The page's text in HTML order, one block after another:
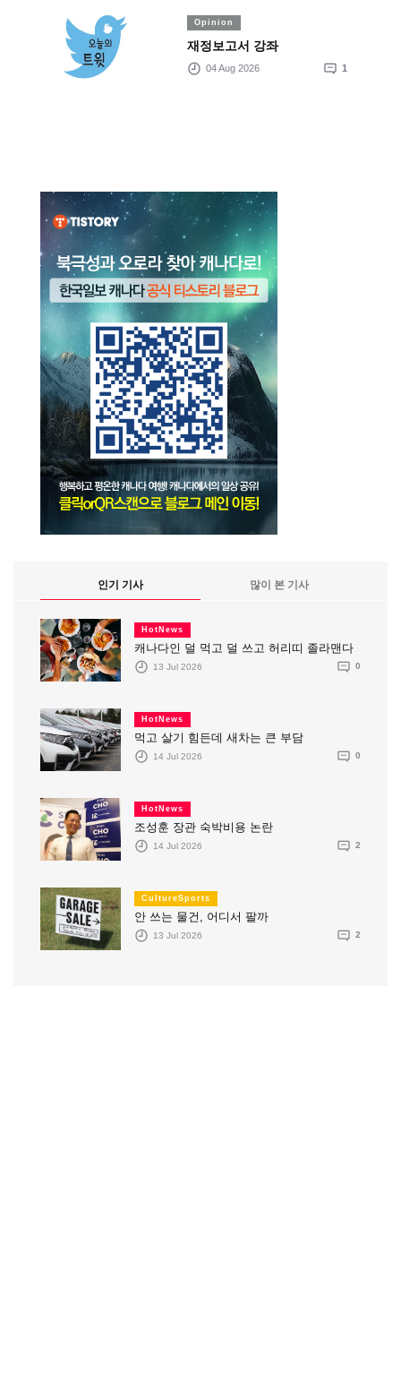
Opinion
재정보고서 강좌
04 Aug 2026 1
인기 기사 많이 본 기사
HotNews
캐나다인 덜 먹고 덜 쓰고 허리띠 졸라맨다
13 Jul 2026 0
HotNews
먹고 살기 힘든데 새차는 큰 부담
14 Jul 2026 0
HotNews
조성훈 장관 숙박비용 논란
14 Jul 2026 2
CultureSports
안 쓰는 물건, 어디서 팔까
13 Jul 2026 2